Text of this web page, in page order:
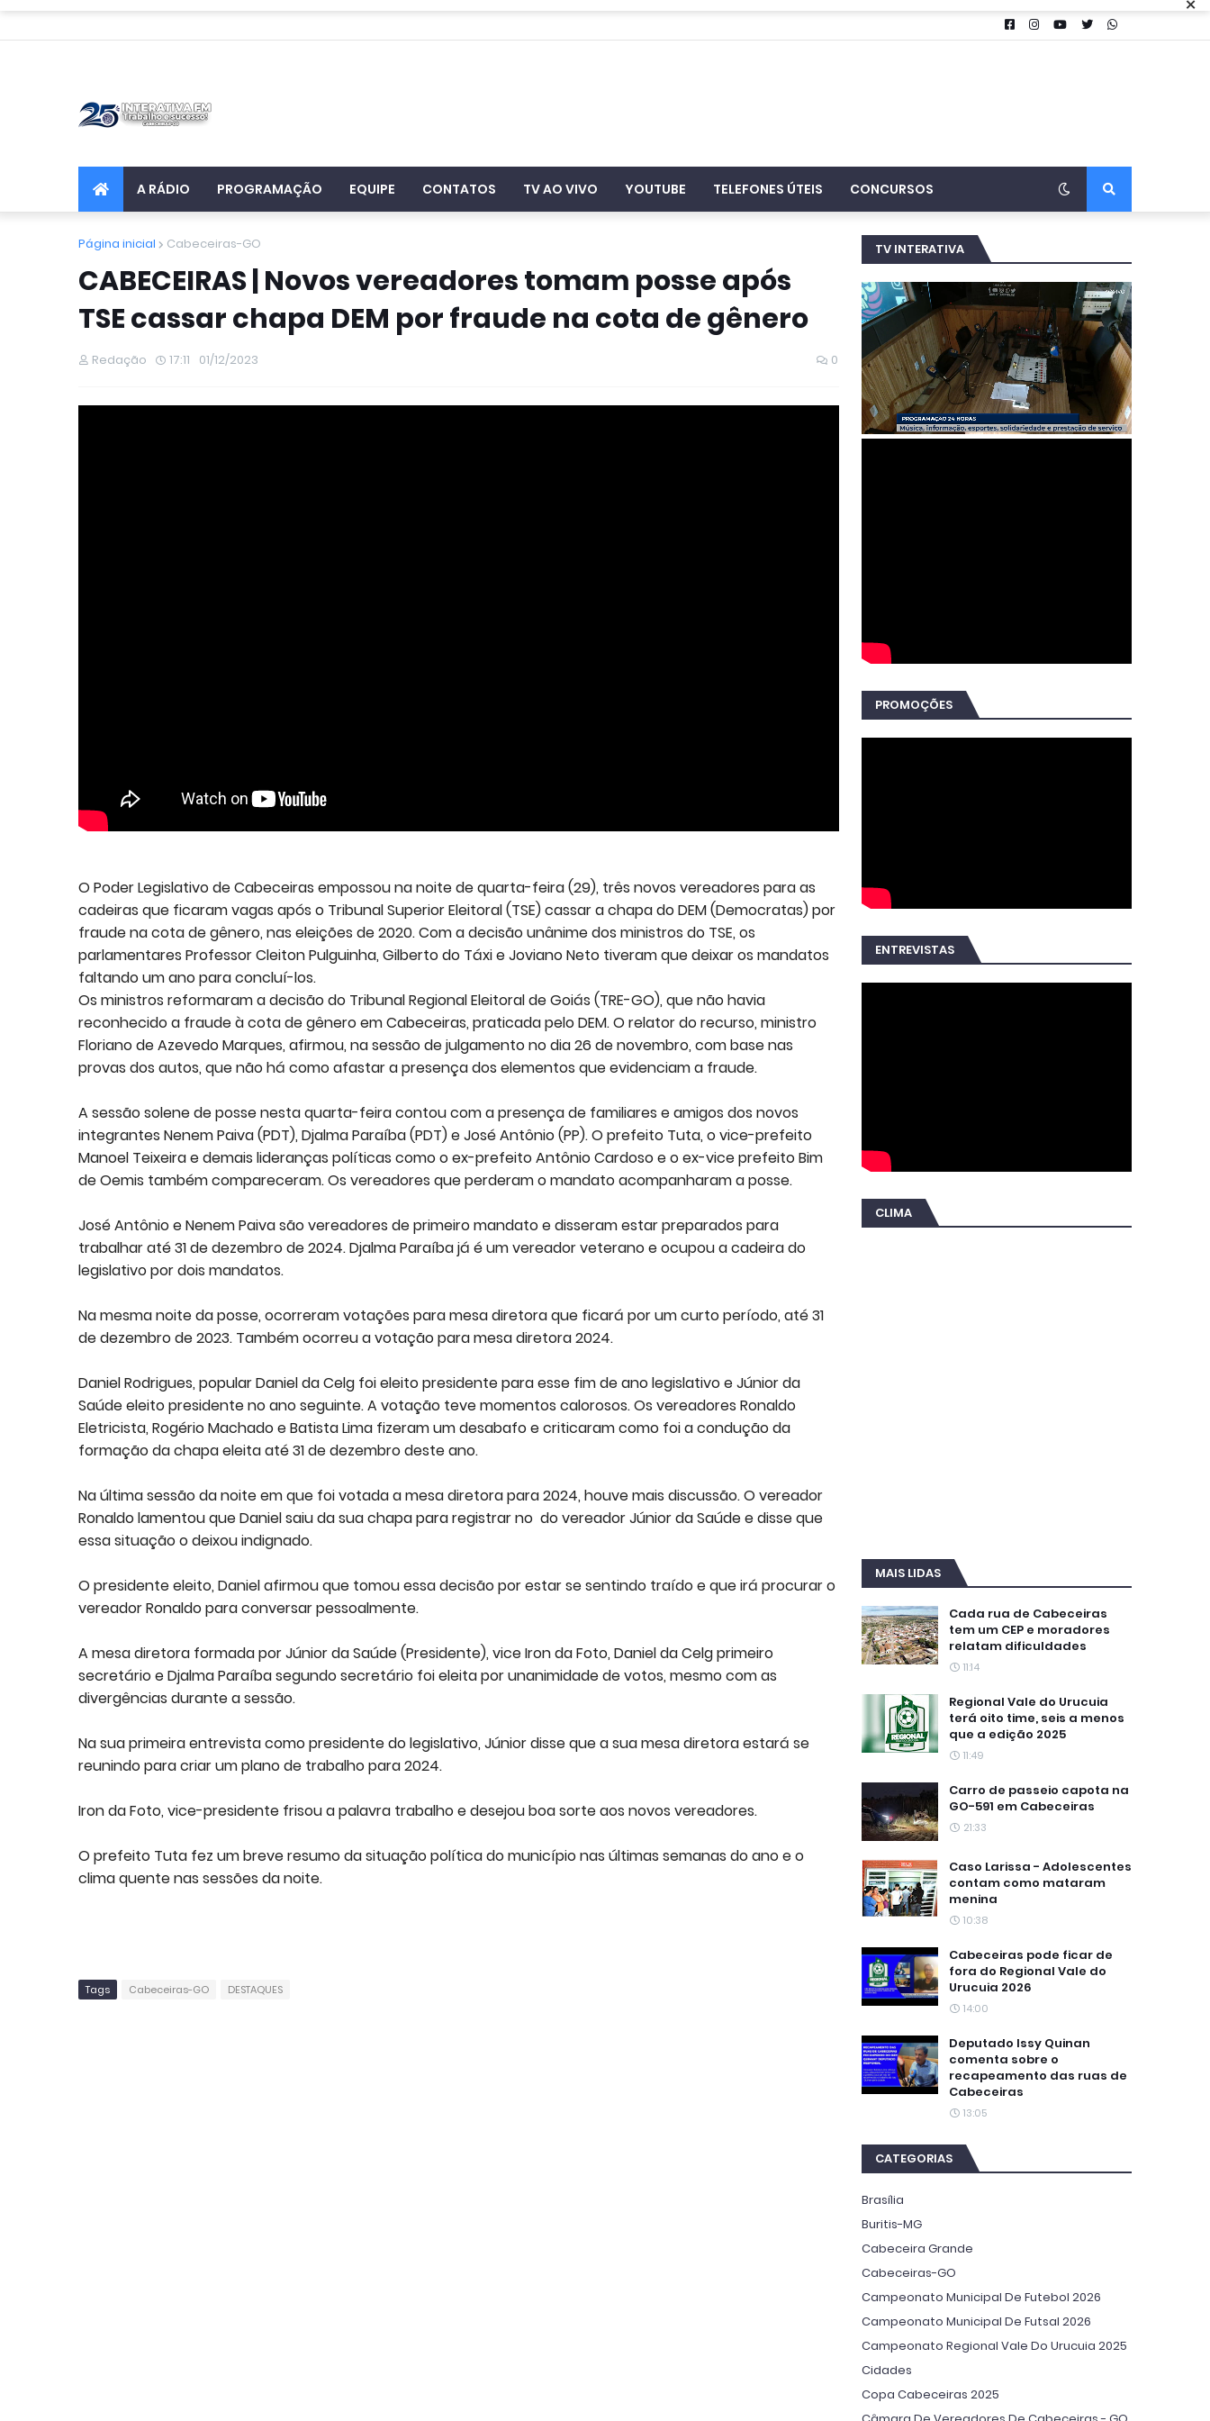
A RÁDIO PROGRAMAÇÃO EQUIPE CONTATOS TV AO VIVO YOUTUBE TELEFONES ÚTEIS CONCURSOS
Página inicial Cabeceiras-GO
CABECEIRAS | Novos vereadores tomam posse após
TSE cassar chapa DEM por fraude na cota de gênero
Redação 17:11 01/12/2023 0
O Poder Legislativo de Cabeceiras empossou na noite de quarta-feira (29), três novos vereadores para as
cadeiras que ficaram vagas após o Tribunal Superior Eleitoral (TSE) cassar a chapa do DEM (Democratas) por
fraude na cota de gênero, nas eleições de 2020. Com a decisão unânime dos ministros do TSE, os
parlamentares Professor Cleiton Pulguinha, Gilberto do Táxi e Joviano Neto tiveram que deixar os mandatos
faltando um ano para concluí-los.
Os ministros reformaram a decisão do Tribunal Regional Eleitoral de Goiás (TRE-GO), que não havia
reconhecido a fraude à cota de gênero em Cabeceiras, praticada pelo DEM. O relator do recurso, ministro
Floriano de Azevedo Marques, afirmou, na sessão de julgamento no dia 26 de novembro, com base nas
provas dos autos, que não há como afastar a presença dos elementos que evidenciam a fraude.
A sessão solene de posse nesta quarta-feira contou com a presença de familiares e amigos dos novos
integrantes Nenem Paiva (PDT), Djalma Paraíba (PDT) e José Antônio (PP). O prefeito Tuta, o vice-prefeito
Manoel Teixeira e demais lideranças políticas como o ex-prefeito Antônio Cardoso e o ex-vice prefeito Bim
de Oemis também compareceram. Os vereadores que perderam o mandato acompanharam a posse.
José Antônio e Nenem Paiva são vereadores de primeiro mandato e disseram estar preparados para
trabalhar até 31 de dezembro de 2024. Djalma Paraíba já é um vereador veterano e ocupou a cadeira do
legislativo por dois mandatos.
Na mesma noite da posse, ocorreram votações para mesa diretora que ficará por um curto período, até 31
de dezembro de 2023. Também ocorreu a votação para mesa diretora 2024.
Daniel Rodrigues, popular Daniel da Celg foi eleito presidente para esse fim de ano legislativo e Júnior da
Saúde eleito presidente no ano seguinte. A votação teve momentos calorosos. Os vereadores Ronaldo
Eletricista, Rogério Machado e Batista Lima fizeram um desabafo e criticaram como foi a condução da
formação da chapa eleita até 31 de dezembro deste ano.
Na última sessão da noite em que foi votada a mesa diretora para 2024, houve mais discussão. O vereador
Ronaldo lamentou que Daniel saiu da sua chapa para registrar no do vereador Júnior da Saúde e disse que
essa situação o deixou indignado.
O presidente eleito, Daniel afirmou que tomou essa decisão por estar se sentindo traído e que irá procurar o
vereador Ronaldo para conversar pessoalmente.
A mesa diretora formada por Júnior da Saúde (Presidente), vice Iron da Foto, Daniel da Celg primeiro
secretário e Djalma Paraíba segundo secretário foi eleita por unanimidade de votos, mesmo com as
divergências durante a sessão.
Na sua primeira entrevista como presidente do legislativo, Júnior disse que a sua mesa diretora estará se
reunindo para criar um plano de trabalho para 2024.
Iron da Foto, vice-presidente frisou a palavra trabalho e desejou boa sorte aos novos vereadores.
O prefeito Tuta fez um breve resumo da situação política do município nas últimas semanas do ano e o
clima quente nas sessões da noite.
Tags Cabeceiras-GO DESTAQUES
TV INTERATIVA
PROMOÇÕES
ENTREVISTAS
CLIMA
MAIS LIDAS
Cada rua de Cabeceiras
tem um CEP e moradores
relatam dificuldades
11:14
Regional Vale do Urucuia
terá oito time, seis a menos
que a edição 2025
11:49
Carro de passeio capota na
GO-591 em Cabeceiras
21:33
Caso Larissa - Adolescentes
contam como mataram
menina
10:38
Cabeceiras pode ficar de
fora do Regional Vale do
Urucuia 2026
14:00
Deputado Issy Quinan
comenta sobre o
recapeamento das ruas de
Cabeceiras
13:05
CATEGORIAS
Brasília
Buritis-MG
Cabeceira Grande
Cabeceiras-GO
Campeonato Municipal De Futebol 2026
Campeonato Municipal De Futsal 2026
Campeonato Regional Vale Do Urucuia 2025
Cidades
Copa Cabeceiras 2025